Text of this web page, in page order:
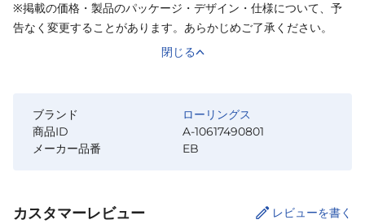
※掲載の価格・製品のパッケージ・デザイン・仕様について、予
告なく変更することがあります。あらかじめご了承ください。
閉じる
ブランド
ローリングス
商品ID
A-10617490801
メーカー品番
EB
カスタマーレビュー レビューを書く